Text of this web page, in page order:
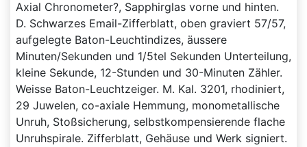
Axial Chronometer?, Sapphirglas vorne und hinten.
D. Schwarzes Email-Zifferblatt, oben graviert 57/57,
aufgelegte Baton-Leuchtindizes, äussere
Minuten/Sekunden und 1/5tel Sekunden Unterteilung,
kleine Sekunde, 12-Stunden und 30-Minuten Zähler.
Weisse Baton-Leuchtzeiger. M. Kal. 3201, rhodiniert,
29 Juwelen, co-axiale Hemmung, monometallische
Unruh, Stoßsicherung, selbstkompensierende flache
Unruhspirale. Zifferblatt, Gehäuse und Werk signiert.